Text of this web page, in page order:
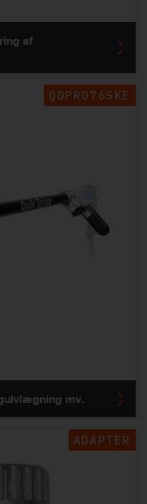
af
QDPRO76SKE
mv.
ADAPTER